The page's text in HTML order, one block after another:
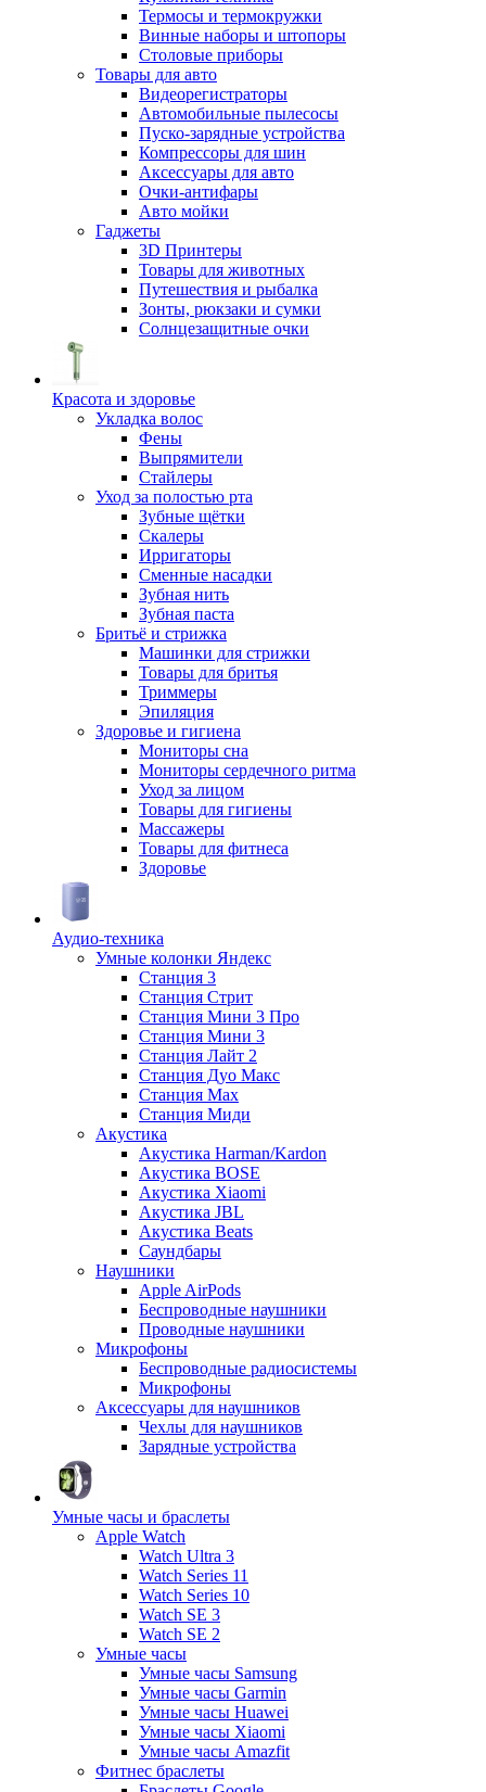
Термосы и термокружки
Винные наборы и штопоры
Столовые приборы
Товары для авто
Видеорегистраторы
Автомобильные пылесосы
Пуско-зарядные устройства
Компрессоры для шин
Аксессуары для авто
Очки-антифары
Авто мойки
Гаджеты
3D Принтеры
Товары для животных
Путешествия и рыбалка
Зонты, рюкзаки и сумки
Солнцезащитные очки
Красота и здоровье
Укладка волос
Фены
Выпрямители
Стайлеры
Уход за полостью рта
Зубные щётки
Скалеры
Ирригаторы
Сменные насадки
Зубная нить
Зубная паста
Бритьё и стрижка
Машинки для стрижки
Товары для бритья
Триммеры
Эпиляция
Здоровье и гигиена
Мониторы сна
Мониторы сердечного ритма
Уход за лицом
Товары для гигиены
Массажеры
Товары для фитнеса
Здоровье
Аудио-техника
Умные колонки Яндекс
Станция 3
Станция Стрит
Станция Мини 3 Про
Станция Мини 3
Станция Лайт 2
Станция Дуо Макс
Станция Max
Станция Миди
Акустика
Акустика Harman/Kardon
Акустика BOSE
Акустика Xiaomi
Акустика JBL
Акустика Beats
Саундбары
Наушники
Apple AirPods
Беспроводные наушники
Проводные наушники
Микрофоны
Беспроводные радиосистемы
Микрофоны
Аксессуары для наушников
Чехлы для наушников
Зарядные устройства
Умные часы и браслеты
Apple Watch
Watch Ultra 3
Watch Series 11
Watch Series 10
Watch SE 3
Watch SE 2
Умные часы
Умные часы Samsung
Умные часы Garmin
Умные часы Huawei
Умные часы Xiaomi
Умные часы Amazfit
Фитнес браслеты